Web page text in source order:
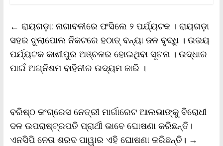
o
o
k
e
r
A
p
p
i
n
k
F
r
i
e
n
d
← ରାୟଗଡ଼ା: ନାଗାବଳୀରେ ଫସିଲେ ୨ ପର୍ଯ୍ୟଟକ । ରାୟଗଡ଼ା
ସହର ଝୁଲାପୋଲ ନିକଟରେ ହଠାତ୍‌ ବନ୍ୟା ଜଳ ବୃଦ୍ଧି । ଉଭୟ
ପର୍ଯ୍ୟଟକ କାଶୀପୁର ଅଞ୍ଚଳର ହୋଇଥିବା ସୂଚନା । ଉଦ୍ଧାର
ପାଇଁ ଅଗ୍ନିଶମ ବାହିନୀର ଉଦ୍ୟମ ଜାରି ।
ବରିଷ୍ଠ କଂଗ୍ରେସ ନେତ୍ରୀ ମାର୍ଗାରେଟ ଆଲଭାଙ୍କୁ ବିରୋଧୀ
ଦଳ ଉପରାଷ୍ଟ୍ରପତି ପ୍ରାର୍ଥୀ ଭାବେ ଘୋଷଣା କରିଛନ୍ତି।
ଏନସିପି ନେତା ଶରଦ ପାୱାର ଏହି ଘୋଷଣା କରିଛନ୍ତି। →